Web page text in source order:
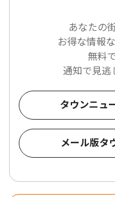
あなたの
お得な情報
無料
通知で見逃
タウンニュ
メール版タ